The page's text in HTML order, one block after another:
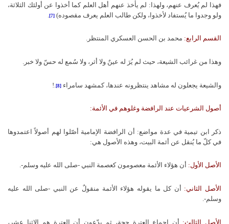
فهذا لم يُعرف عنهم، ولهذا: لم يأخذ عنهم أهل العلم كما أخذوا عن أولئك الثلاثة،
ولو وجدوا ما يُستفاد لأخذوا، ولكن طالب العلم يعرف مقصوده) [7]
القسم الرابع: محمد بن الحسن العسكري المنتظر.
وهذا من غرائب الشيعة، حيث لم يُرَ له عينٌ ولا أثر، ولا سُمع له حسّ ولا خبر.
والشيعة يجعلون له مشاهد ينتظرونه عندها، كمشهد سامراء [8]
.!
أصول الشرعيات عند الرافضة وغلوهم في الأئمة:
ذكر ابن تيمية في عدة مواضع: أن الرافضة الإمامية أصّلوا لهم أصولاً اعتمدوها
في كلّ ما يُنقل عن أئمة البيت، وهذه الأصول هي:
الأصل الأول: أن هؤلاء الأئمة معصومون كعصمة النبي -صلى الله عليه وسلم-.
الأصل الثاني: أن كل ما يقوله هؤلاء الأئمة منقولٌ عن النبي -صلى الله عليه
وسلم-.
الأصل الثالث: أن إجماع العترة حجة، ثم يدّعون أن العترة هم الاثنا عشر،